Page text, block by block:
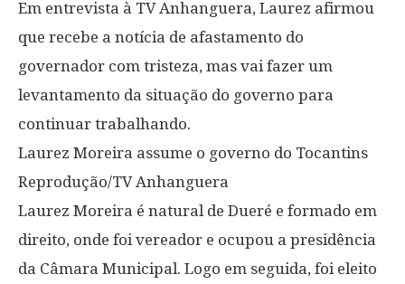
Em entrevista à TV Anhanguera, Laurez afirmou
que recebe a notícia de afastamento do
governador com tristeza, mas vai fazer um
levantamento da situação do governo para
continuar trabalhando.
Laurez Moreira assume o governo do Tocantins
Reprodução/TV Anhanguera
Laurez Moreira é natural de Dueré e formado em
direito, onde foi vereador e ocupou a presidência
da Câmara Municipal. Logo em seguida, foi eleito